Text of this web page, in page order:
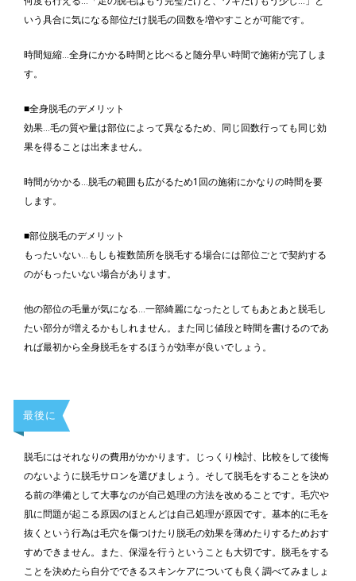
いう具合に気になる部位だけ脱毛の回数を増やすことが可能です。
時間短縮…全身にかかる時間と比べると随分早い時間で施術が完了しま
す。
■全身脱毛のデメリット
効果…毛の質や量は部位によって異なるため、同じ回数行っても同じ効
果を得ることは出来ません。
時間がかかる…脱毛の範囲も広がるため1回の施術にかなりの時間を要
します。
■部位脱毛のデメリット
もったいない…もしも複数箇所を脱毛する場合には部位ごとで契約する
のがもったいない場合があります。
他の部位の毛量が気になる…一部綺麗になったとしてもあとあと脱毛し
たい部分が増えるかもしれません。また同じ値段と時間を書けるのであ
れば最初から全身脱毛をするほうが効率が良いでしょう。
最後に
脱毛にはそれなりの費用がかかります。じっくり検討、比較をして後悔
のないように脱毛サロンを選びましょう。そして脱毛をすることを決め
る前の準備として大事なのが自己処理の方法を改めることです。毛穴や
肌に問題が起こる原因のほとんどは自己処理が原因です。基本的に毛を
抜くという行為は毛穴を傷つけたり脱毛の効果を薄めたりするためおす
すめできません。また、保湿を行うということも大切です。脱毛をする
ことを決めたら自分でできるスキンケアについても良く調べてみましょ